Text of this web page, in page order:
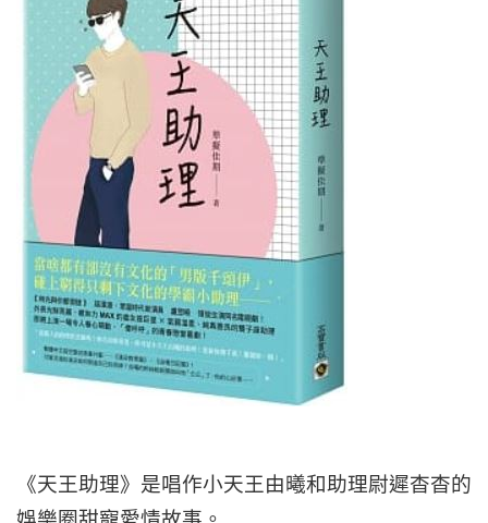
《天王助理》是唱作小天王由曦和助理尉遲杳杳的